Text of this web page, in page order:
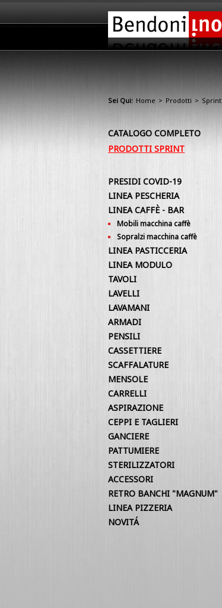
Sei Qui: Home > Prodotti > Sprint
CATALOGO COMPLETO
PRODOTTI SPRINT
PRESIDI COVID-19
LINEA PESCHERIA
LINEA CAFFÈ - BAR
Mobili macchina caffè
Sopralzi macchina caffè
LINEA PASTICCERIA
LINEA MODULO
TAVOLI
LAVELLI
LAVAMANI
ARMADI
PENSILI
CASSETTIERE
SCAFFALATURE
MENSOLE
CARRELLI
ASPIRAZIONE
CEPPI E TAGLIERI
GANCIERE
PATTUMIERE
STERILIZZATORI
ACCESSORI
RETRO BANCHI "MAGNUM"
LINEA PIZZERIA
NOVITÁ